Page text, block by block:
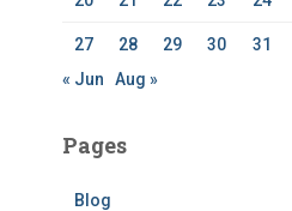
27 28 29 30
31
« Jun
Aug »
Pages
Blog